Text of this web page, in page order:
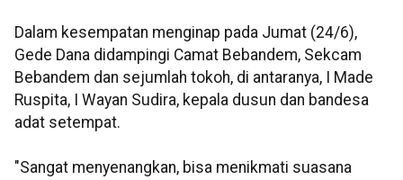
Dalam kesempatan menginap pada Jumat (24/6),
Gede Dana didampingi Camat Bebandem, Sekcam
Bebandem dan sejumlah tokoh, di antaranya, I Made
Ruspita, I Wayan Sudira, kepala dusun dan bandesa
adat setempat.
"Sangat menyenangkan, bisa menikmati suasana